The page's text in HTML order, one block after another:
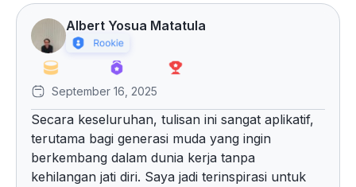
Albert Yosua Matatula
September 16, 2025
Secara keseluruhan, tulisan ini sangat aplikatif,
terutama bagi generasi muda yang ingin
berkembang dalam dunia kerja tanpa
kehilangan jati diri. Saya jadi terinspirasi untuk